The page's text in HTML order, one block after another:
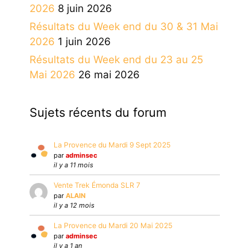
2026 8 juin 2026
Résultats du Week end du 30 & 31 Mai
2026 1 juin 2026
Résultats du Week end du 23 au 25
Mai 2026 26 mai 2026
Sujets récents du forum
La Provence du Mardi 9 Sept 2025
par adminsec
il y a 11 mois
Vente Trek Émonda SLR 7
par ALAIN
il y a 12 mois
La Provence du Mardi 20 Mai 2025
par adminsec
il y a 1 an